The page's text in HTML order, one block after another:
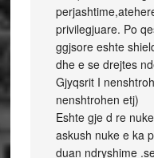
privilegjuare. Po
ggjsore eshte
dhe e se drejtes
Gjyqsrit I
nenshtrohen etj)
Eshte gje d re
askush nuke e ka
duan ndryshime